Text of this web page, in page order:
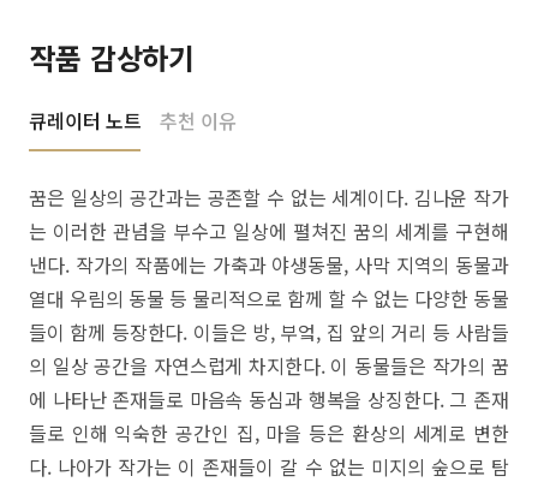
작품 감상하기
큐레이터 노트 추천 이유
꿈은 일상의 공간과는 공존할 수 없는 세계이다. 김나윤 작가
는 이러한 관념을 부수고 일상에 펼쳐진 꿈의 세계를 구현해
낸다. 작가의 작품에는 가축과 야생동물, 사막 지역의 동물과
열대 우림의 동물 등 물리적으로 함께 할 수 없는 다양한 동물
들이 함께 등장한다. 이들은 방, 부엌, 집 앞의 거리 등 사람들
의 일상 공간을 자연스럽게 차지한다. 이 동물들은 작가의 꿈
에 나타난 존재들로 마음속 동심과 행복을 상징한다. 그 존재
들로 인해 익숙한 공간인 집, 마을 등은 환상의 세계로 변한
다. 나아가 작가는 이 존재들이 갈 수 없는 미지의 숲으로 탐